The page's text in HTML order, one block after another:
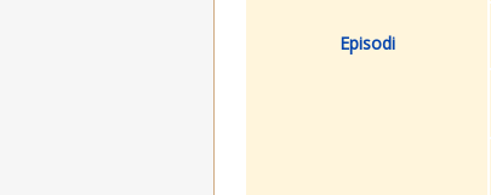
Episodi